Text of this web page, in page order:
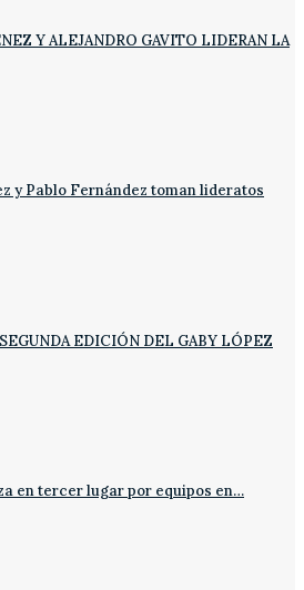
Y ALEJANDRO GAVITO LIDERAN LA
y Pablo Fernández toman lideratos
EDICIÓN DEL GABY LÓPEZ
en tercer lugar por equipos en…